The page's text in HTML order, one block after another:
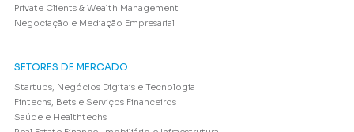
Private Clients & Wealth Management
Negociação e Mediação Empresarial
SETORES DE MERCADO
Startups, Negócios Digitais e Tecnologia
Fintechs, Bets e Serviços Financeiros
Saúde e Healthtechs